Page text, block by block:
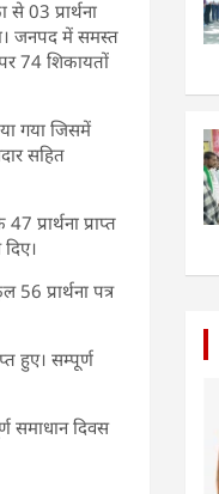
से 03 प्रार्थना
जनपद में समस्त
74 शिकायतों
गया जिसमें
सहित
प्रार्थना प्राप्त
प्रार्थना पत्र
हुए। सम्पूर्ण
समाधान दिवस